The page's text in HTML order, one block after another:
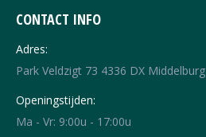
CONTACT INFO
Adres:
Park Veldzigt 73 4336 DX Middelburg
Openingstijden:
Ma - Vr: 9:00u - 17:00u